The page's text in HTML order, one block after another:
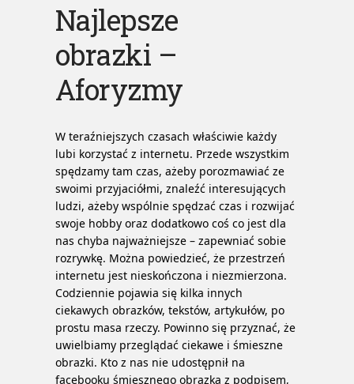
Najlepsze
obrazki –
Aforyzmy
W teraźniejszych czasach właściwie każdy
lubi korzystać z internetu. Przede wszystkim
spędzamy tam czas, ażeby porozmawiać ze
swoimi przyjaciółmi, znaleźć interesujących
ludzi, ażeby wspólnie spędzać czas i rozwijać
swoje hobby oraz dodatkowo coś co jest dla
nas chyba najważniejsze – zapewniać sobie
rozrywkę. Można powiedzieć, że przestrzeń
internetu jest nieskończona i niezmierzona.
Codziennie pojawia się kilka innych
ciekawych obrazków, tekstów, artykułów, po
prostu masa rzeczy. Powinno się przyznać, że
uwielbiamy przeglądać ciekawe i śmieszne
obrazki. Kto z nas nie udostępnił na
facebooku śmiesznego obrazka z podpisem,